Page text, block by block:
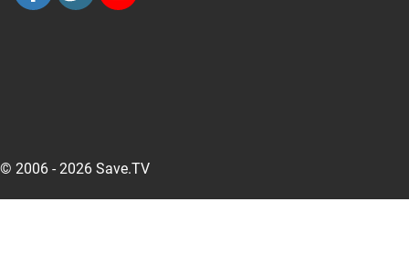
© 2006 - 2026 Save.TV